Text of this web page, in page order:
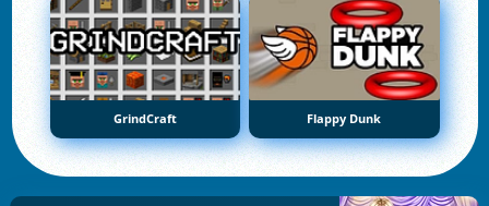
GrindCraft Flappy Dunk